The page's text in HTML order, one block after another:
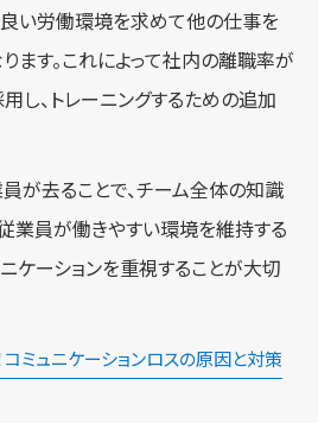
良い労働環境を求めて他の仕事を
ます。これによって社内の離職率が
し、トレーニングするための追加
が去ることで、チーム全体の知識
業員が働きやすい環境を維持する
ケーションを重視することが大切
コミュニケーションロスの原因と対策